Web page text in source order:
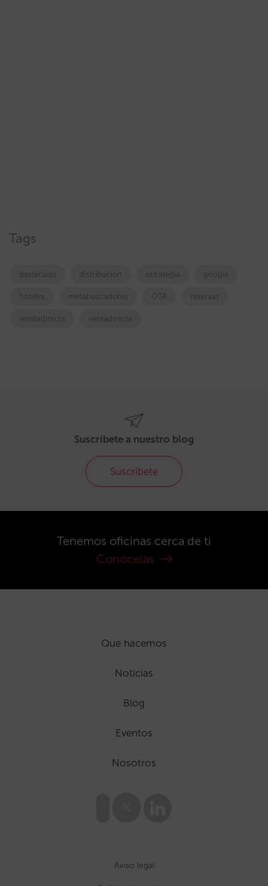
Tags
destacado distribucion estrategia google
hoteles metabuscadores OTA reservas
vendadirecta ventadirecta
Suscríbete a nuestro blog
Suscríbete
Tenemos oficinas cerca de ti
Conócelas
Que hacemos
Noticias
Blog
Eventos
Nosotros
Aviso legal